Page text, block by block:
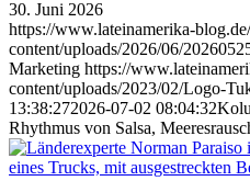
30. Juni 2026
https://www.lateinamerika-
content/uploads/2026/06/
Marketing https://
content/uploads/2023/02/Logo-
13:38:272026-07-02 08:04:32
Rhythmus von Salsa,